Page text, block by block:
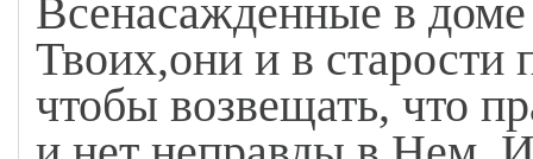
Всенасажденные в
Твоих,они и в
чтобы возвещать, что